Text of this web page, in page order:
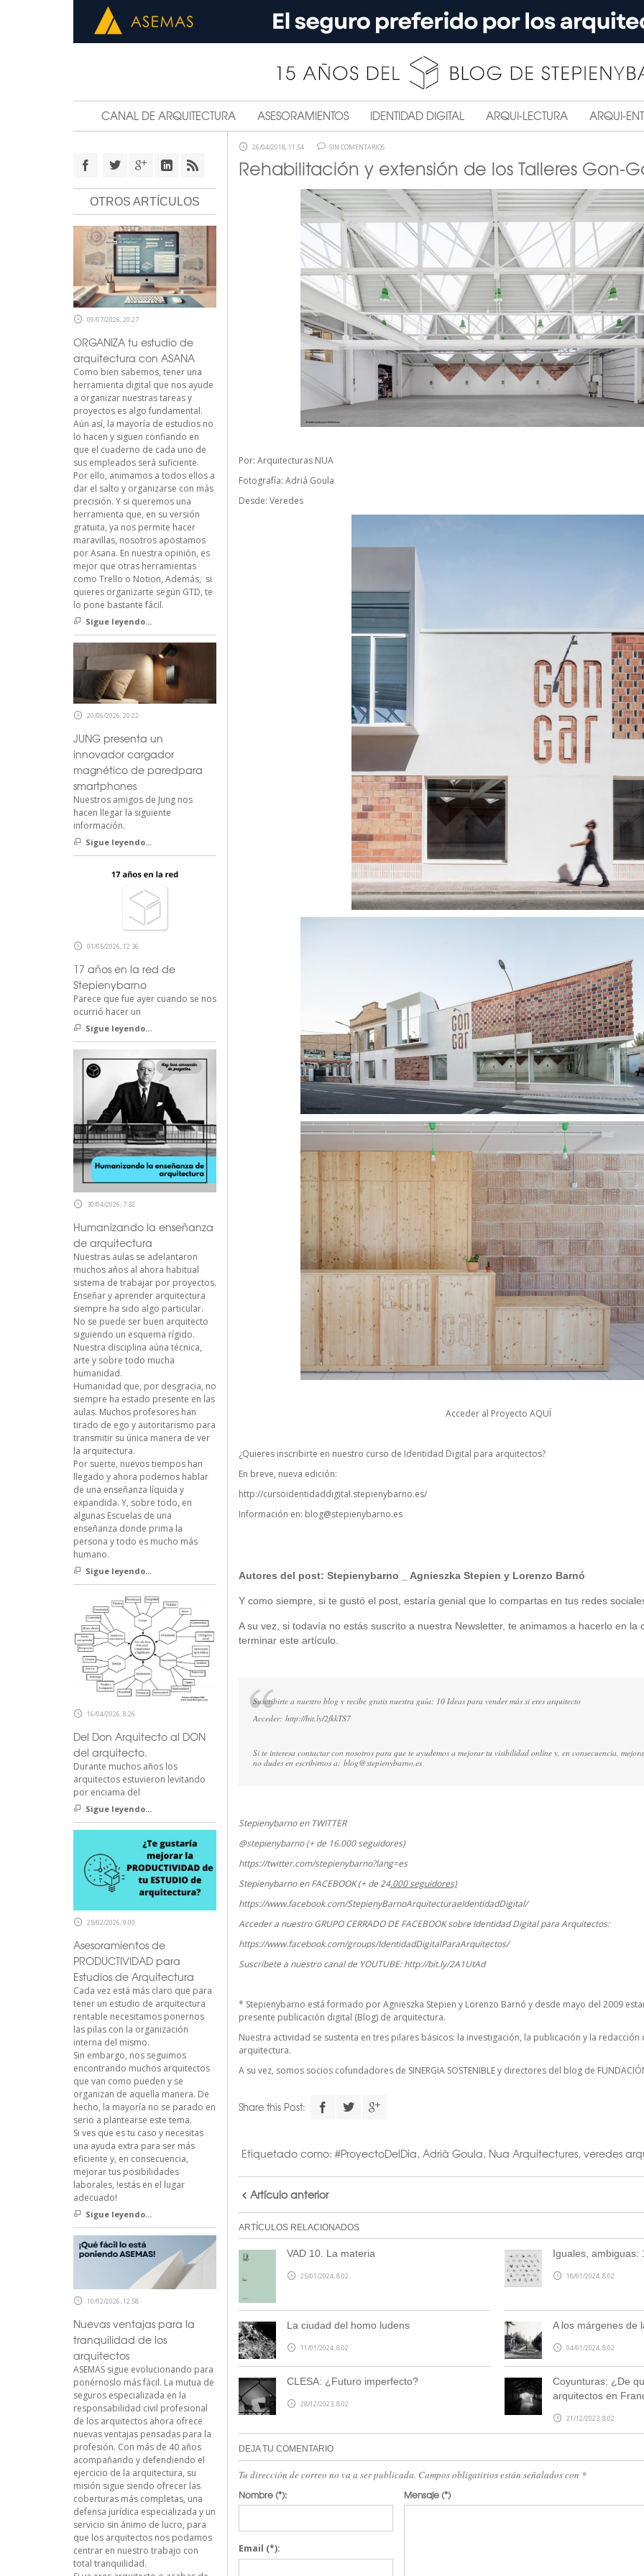
CANAL DE ARQUITECTURA ASESORAMIENTOS IDENTIDAD DIGITAL ARQUI-LECTURA ARQUI-
26/04/2018, 11:54 SIN COMENTARIOS
Rehabilitación y extensión de los Talleres Gon-
Por: Arquitecturas NUA
Fotografía: Adriá Goula
Desde: Veredes
Acceder al Proyecto AQUÍ
¿Quieres inscribirte en nuestro curso de Identidad Digital para arquitectos?
En breve, nueva edición:
http://cursoidentidaddigital.stepienybarno.es/
Información en: blog@stepienybarno.es
Autores del post: Stepienybarno _ Agnieszka Stepien y Lorenzo Barnó
Y como siempre, si te gustó el post, estaría genial que lo compartas en tus redes
A su vez, si todavía no estás suscrito a nuestra Newsletter, te animamos a hacerlo en la
terminar este artículo.
Suscribirte a nuestro blog y recibe gratis nuestra guía: 10 Ideas para vender más si eres arquitecto
Acceder: http://bit.ly/2fkkTS7
Si te interesa contactar con nosotros para que te ayudemos a mejorar tu visibilidad online y, en consecuencia,
no dudes en escribirnos a: blog@stepienybarno.es
Stepienybarno en TWITTER
@stepienybarno (+ de 16.000 seguidores)
https://twitter.com/stepienybarno?lang=es
Stepienybarno en FACEBOOK (+ de 24.000 seguidores)
https://www.facebook.com/StepienyBarnoArquitecturaeIdentidadDigital/
Acceder a nuestro GRUPO CERRADO DE FACEBOOK sobre Identidad Digital para Arquitectos:
https://www.facebook.com/groups/IdentidadDigitalParaArquitectos/
Suscríbete a nuestro canal de YOUTUBE:http://bit.ly/2A1UtAd
* Stepienybarno está formado por Agnieszka Stepien y Lorenzo Barnó y desde mayo del 2009
presente publicación digital (Blog) de arquitectura.
Nuestra actividad se sustenta en tres pilares básicos: la investigación, la publicación y la
arquitectura.
A su vez, somos socios cofundadores de SINERGIA SOSTENIBLEy directores del blog de
Share this Post:
Etiquetado como: #ProyectoDelDia, Adrià Goula, Nua Arquitectures, veredes
Artículo anterior
ARTÍCULOS RELACIONADOS
VAD 10. La materia
25/01/2024, 8:02
Iguales, ambiguas:
18/01/2024, 8:02
La ciudad del homo ludens
11/01/2024, 8:02
A los márgenes de
04/01/2024, 8:02
CLESA: ¿Futuro imperfecto?
28/12/2023, 8:02
Coyunturas: ¿De
arquitectos en
21/12/2023, 8:02
DEJA TU COMENTARIO
Tu dirección de correo no va a ser publicada. Campos obligatirios están señalados con *
Mensaje(*)
Nombre(*):
Email (*):
OTROS ARTÍCULOS
09/07/2026, 20:27
ORGANIZA tu estudio de
arquitectura con ASANA
Como bien sabemos, tener una
herramienta digital que nos ayude
a organizar nuestras tareas y
proyectos es algo fundamental.
Aún así, la mayoría de estudios no
lo hacen y siguen confiando en
que el cuaderno de cada uno de
sus empleados será suficiente.
Por ello, animamos a todos ellos a
dar el salto y organizarse con más
precisión. Y si queremos una
herramienta que, en su versión
gratuita, ya nos permite hacer
maravillas, nosotros apostamos
por Asana. En nuestra opinión, es
mejor que otras herramientas
como Trello o Notion, Además, si
quieres organizarte según GTD, te
lo pone bastante fácil.
Sigue leyendo...
20/06/2026, 20:22
JUNG presenta un
innovador cargador
magnético de paredpara
smartphones
Nuestros amigos de Jung nos
hacen llegar la siguiente
información.
Sigue leyendo...
01/05/2026, 12:36
17 años en la red de
Stepienybarno
Parece que fue ayer cuando se nos
ocurrió hacer un
Sigue leyendo...
30/04/2026, 7:32
Humanizando la enseñanza
de arquitectura
Nuestras aulas se adelantaron
muchos años al ahora habitual
sistema de trabajar por proyectos.
Enseñar y aprender arquitectura
siempre ha sido algo particular.
No se puede ser buen arquitecto
siguiendo un esquema rígido.
Nuestra disciplina aúna técnica,
arte y sobre todo mucha
humanidad.
Humanidad que, por desgracia, no
siempre ha estado presente en las
aulas. Muchos profesores han
tirado de ego y autoritarismo para
transmitir su única manera de ver
la arquitectura.
Por suerte, nuevos tiempos han
llegado y ahora podemos hablar
de una enseñanza líquida y
expandida. Y, sobre todo, en
algunas Escuelas de una
enseñanza donde prima la
persona y todo es mucho más
humano.
Sigue leyendo...
16/04/2026, 8:26
Del Don Arquitecto al DON
del arquitecto.
Durante muchos años los
arquitectos estuvieron levitando
por enciama del
Sigue leyendo...
25/02/2026, 9:00
Asesoramientos de
PRODUCTIVIDAD para
Estudios de Arquitectura
Cada vez está más claro que para
tener un estudio de arquitectura
rentable necesitamos ponernos
las pilas con la organización
interna del mismo.
Sin embargo, nos seguimos
encontrando muchos arquitectos
que van como pueden y se
organizan de aquella manera. De
hecho, la mayoría no se parado en
serio a plantearse este tema.
Si ves que es tu caso y necesitas
una ayuda extra para ser más
eficiente y, en consecuencia,
mejorar tus posibilidades
laborales, !estás en el lugar
adecuado!
Sigue leyendo...
10/02/2026, 12:58
Nuevas ventajas para la
tranquilidad de los
arquitectos
ASEMAS sigue evolucionando para
ponérnoslo más fácil. La mutua de
seguros especializada en la
responsabilidad civil profesional
de los arquitectos ahora ofrece
nuevas ventajas pensadas para la
profesión. Con más de 40 años
acompañando y defendiendo el
ejercicio de la arquitectura, su
misión sigue siendo ofrecer las
coberturas más completas, una
defensa jurídica especializada y un
servicio sin ánimo de lucro, para
que los arquitectos nos podamos
centrar en nuestro trabajo con
total tranquilidad.